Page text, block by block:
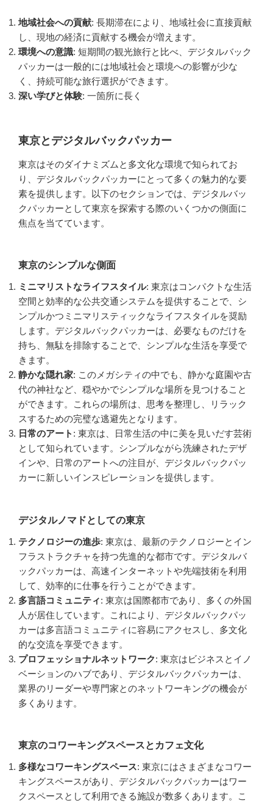
地域社会への貢献: 長期滞在により、地域社会に直接貢献
し、現地の経済に貢献する機会が増えます。
環境への意識: 短期間の観光旅行と比べ、デジタルバック
パッカーは一般的には地域社会と環境への影響が少な
く、持続可能な旅行選択ができます。
深い学びと体験: 一箇所に長く
東京とデジタルバックパッカー
東京はそのダイナミズムと多文化な環境で知られてお
り、デジタルバックパッカーにとって多くの魅力的な要
素を提供します。以下のセクションでは、デジタルバッ
クパッカーとして東京を探索する際のいくつかの側面に
焦点を当てています。
東京のシンプルな側面
ミニマリストなライフスタイル: 東京はコンパクトな生活
空間と効率的な公共交通システムを提供することで、シ
ンプルかつミニマリスティックなライフスタイルを奨励
します。デジタルバックパッカーは、必要なものだけを
持ち、無駄を排除することで、シンプルな生活を享受で
きます。
静かな隠れ家: このメガシティの中でも、静かな庭園や古
代の神社など、穏やかでシンプルな場所を見つけること
ができます。これらの場所は、思考を整理し、リラック
スするための完璧な逃避先となります。
日常のアート : 東京は、日常生活の中に美を見いだす芸術
として知られています。シンプルながら洗練されたデザ
インや、日常のアートへの注目が、デジタルバックパッ
カーに新しいインスピレーションを提供します。
デジタルノマドとしての東京
テクノロジーの進歩: 東京は、最新のテクノロジーとイン
フラストラクチャを持つ先進的な都市です。デジタルバ
ックパッカーは、高速インターネットや先端技術を利用
して、効率的に仕事を行うことができます。
多言語コミュニティ: 東京は国際都市であり、多くの外国
人が居住しています。これにより、デジタルバックパッ
カーは多言語コミュニティに容易にアクセスし、多文化
的な交流を享受できます。
プロフェッショナルネットワーク: 東京はビジネスとイノ
ベーションのハブであり、デジタルバックパッカーは、
業界のリーダーや専門家とのネットワーキングの機会が
多くあります。
東京のコワーキングスペースとカフェ文化
多様なコワーキングスペース: 東京にはさまざまなコワー
キングスペースがあり、デジタルバックパッカーはワー
クスペースとして利用できる施設が数多くあります。こ